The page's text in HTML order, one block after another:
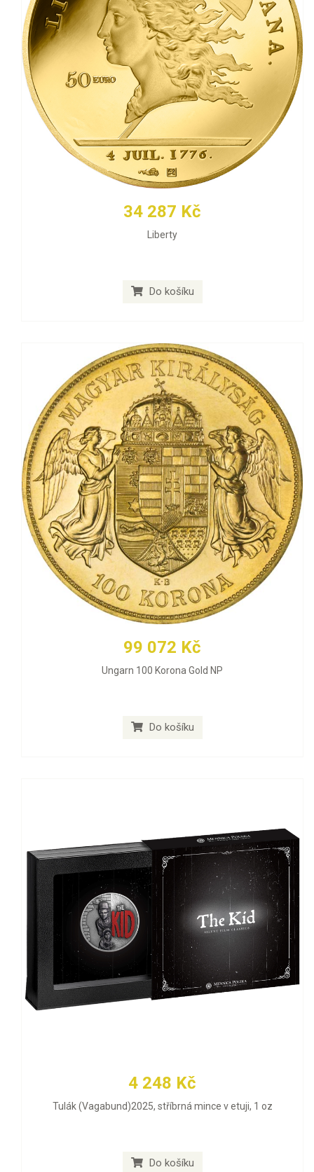
34 287 Kč
Liberty
Do košíku
99 072 Kč
Ungarn 100 Korona Gold NP
Do košíku
4 248 Kč
Tulák (Vagabund)2025, stříbrná mince v etuji, 1 oz
Do košíku